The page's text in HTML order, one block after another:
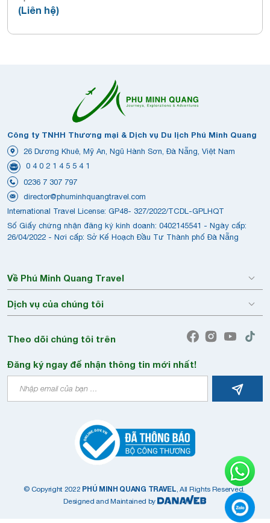
(Liên hệ)
Công ty TNHH Thương mại & Dịch vụ Du lịch Phú Minh Quang
26 Dương Khuê, Mỹ An, Ngũ Hành Sơn, Đà Nẵng, Việt Nam
0 4 0 2 1 4 5 5 4 1
0236 7 307 797
director@phuminhquangtravel.com
International Travel License: GP48- 327/2022/TCDL-GPLHQT
Số Giấy chứng nhận đăng ký kinh doanh: 0402145541 - Ngày cấp:
26/04/2022 - Nơi cấp: Sở Kế Hoạch Đầu Tư Thành phố Đà Nẵng
Về Phú Minh Quang Travel
Dịch vụ của chúng tôi
Theo dõi chúng tôi trên
Đăng ký ngay để nhận thông tin mới nhất!
© Copyright 2022 PHÚ MINH QUANG TRAVEL , All Rights Reserved.
Designed and Maintained by